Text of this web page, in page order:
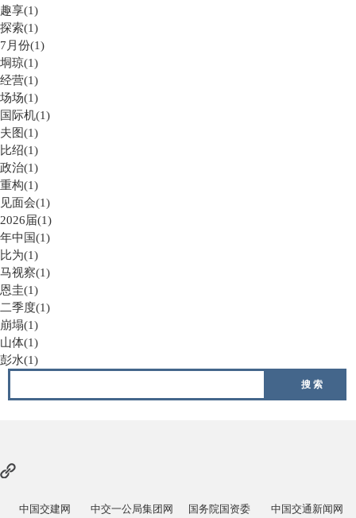
趣享(1)
探索(1)
7月份(1)
垌琼(1)
经营(1)
场场(1)
国际机(1)
夫图(1)
比绍(1)
政治(1)
重构(1)
见面会(1)
2026届(1)
年中国(1)
比为(1)
马视察(1)
恩圭(1)
二季度(1)
崩塌(1)
山体(1)
彭水(1)
搜 索
中国交建网 中交一公局集团网 国务院国资委 中国交通新闻网